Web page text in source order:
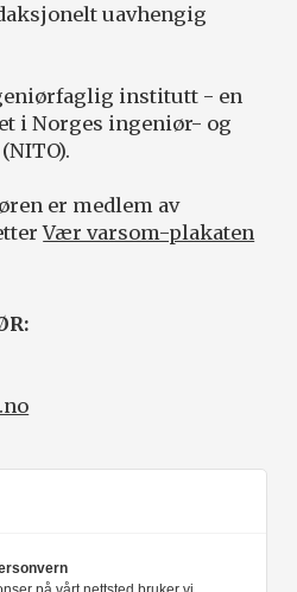
uavhengig
institutt - en
i Norges ingeniør- og
er medlem av
Vær varsom-plakaten